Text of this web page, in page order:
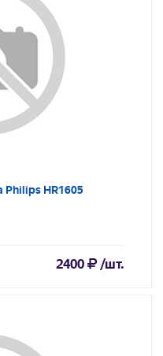
Philips HR1605
2400 /шт.